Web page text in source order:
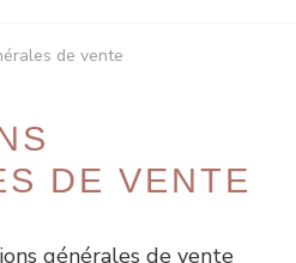
de vente
DE VENTE
générales de vente